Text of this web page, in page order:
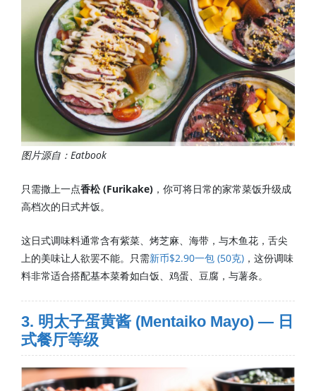
图片源自：Eatbook
只需撒上一点香松 (Furikake) ，你可将日常的家常菜饭升级成
高档次的日式丼饭。
这日式调味料通常含有紫菜、烤芝麻、海带，与木鱼花，舌尖
上的美味让人欲罢不能。只需新币$2.90一包 (50克) ，这份调味
料非常适合搭配基本菜肴如白饭、鸡蛋、豆腐，与薯条。
3. 明太子蛋黄酱 (Mentaiko Mayo) — 日
式餐厅等级